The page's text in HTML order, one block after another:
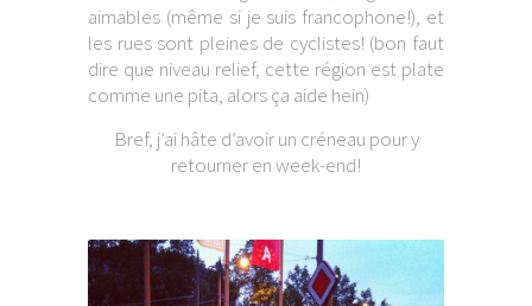
aimables (même si je suis francophone!), et
les rues sont pleines de cyclistes! (bon faut
dire que niveau relief, cette région est plate
comme une pita, alors ça aide hein)
Bref, j’ai hâte d’avoir un créneau pour y
retourner en week-end!